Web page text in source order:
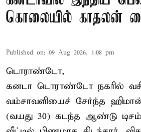
கொலையில் காதலன்
Published on: 09 Aug 2026, 1:08 pm
டொராண்டோ,
கனடா டொராண்டோ நகரில்
வம்சாவளியைச் சேர்ந்த
(வயது 30) கடந்த ஆண்டு